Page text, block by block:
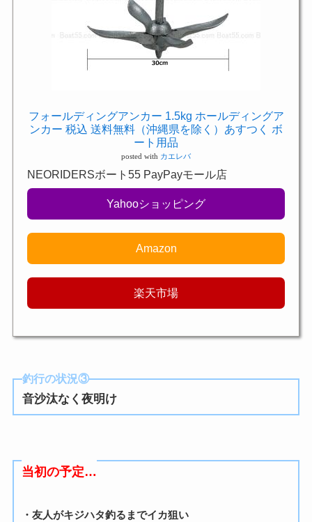
フォールディングアンカー 1.5kg ホールディングア
ンカー 税込 送料無料（沖縄県を除く）あすつく ボ
ート用品
posted with カエレバ
NEORIDERSボート55 PayPayモール店
Yahooショッピング
Amazon
楽天市場
釣行の状況③
音沙汰なく夜明け
当初の予定…
・友人がキジハタ釣るまでイカ狙い